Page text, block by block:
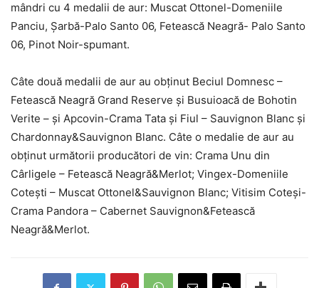
mândri cu 4 medalii de aur: Muscat Ottonel-Domeniile
Panciu, Șarbă-Palo Santo 06, Fetească Neagră- Palo Santo
06, Pinot Noir-spumant.
Câte două medalii de aur au obținut Beciul Domnesc –
Fetească Neagră Grand Reserve și Busuioacă de Bohotin
Verite – și Apcovin-Crama Tata și Fiul – Sauvignon Blanc și
Chardonnay&Sauvignon Blanc. Câte o medalie de aur au
obținut următorii producători de vin: Crama Unu din
Cârligele – Fetească Neagră&Merlot; Vingex-Domeniile
Cotești – Muscat Ottonel&Sauvignon Blanc; Vitisim Coteși-
Crama Pandora – Cabernet Sauvignon&Fetească
Neagră&Merlot.